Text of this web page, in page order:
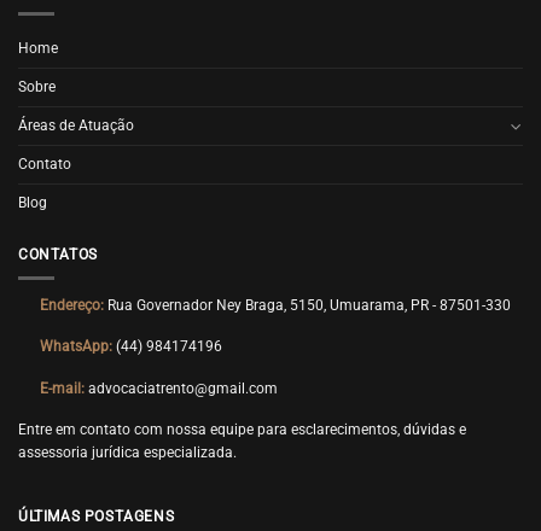
Home
Sobre
Áreas de Atuação
Contato
Blog
CONTATOS
Endereço: Rua Governador Ney Braga, 5150, Umuarama, PR - 87501-330
WhatsApp: (44) 984174196
E-mail: advocaciatrento@gmail.com
Entre em contato com nossa equipe para esclarecimentos, dúvidas e
assessoria jurídica especializada.
ÚLTIMAS POSTAGENS